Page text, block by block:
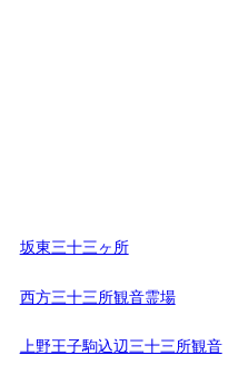
坂東三十三ヶ所
西方三十三所観音霊場
上野王子駒込辺三十三所観音